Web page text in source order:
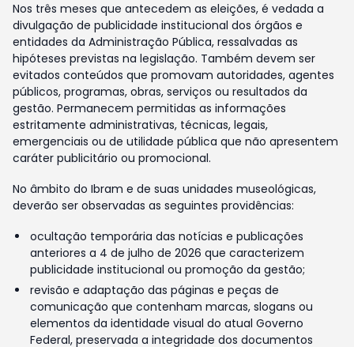
Nos três meses que antecedem as eleições, é vedada a
divulgação de publicidade institucional dos órgãos e
entidades da Administração Pública, ressalvadas as
hipóteses previstas na legislação. Também devem ser
evitados conteúdos que promovam autoridades, agentes
públicos, programas, obras, serviços ou resultados da
gestão. Permanecem permitidas as informações
estritamente administrativas, técnicas, legais,
emergenciais ou de utilidade pública que não apresentem
caráter publicitário ou promocional.
No âmbito do Ibram e de suas unidades museológicas,
deverão ser observadas as seguintes providências:
ocultação temporária das notícias e publicações
anteriores a 4 de julho de 2026 que caracterizem
publicidade institucional ou promoção da gestão;
revisão e adaptação das páginas e peças de
comunicação que contenham marcas, slogans ou
elementos da identidade visual do atual Governo
Federal, preservada a integridade dos documentos